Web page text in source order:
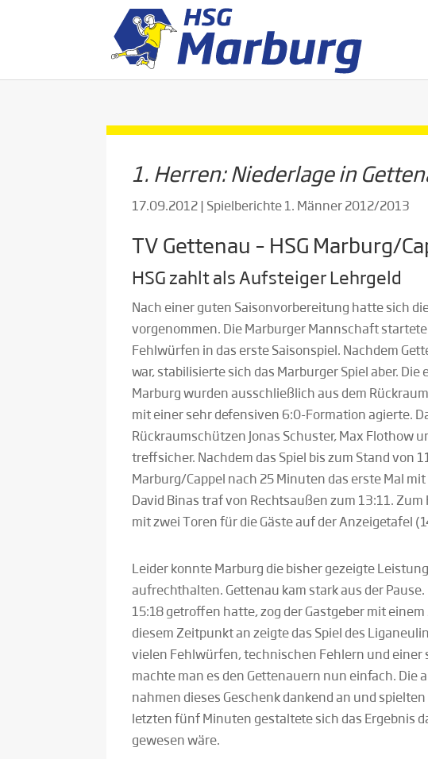
1. Herren: Niederlage in
17.09.2012| Spielberichte 1. Männer 2012/2013
TV Gettenau – HSG Marburg/
HSG zahlt als Aufsteiger Lehrgeld
Nach einer guten Saisonvorbereitung hatte sich
vorgenommen. Die Marburger Mannschaft
Fehlwürfen in das erste Saisonspiel. Nachdem
war, stabilisierte sich das Marburger Spiel aber. Die
Marburg wurden ausschließlich aus dem
mit einer sehr defensiven 6:0-Formation agierte.
Rückraumschützen Jonas Schuster, Max Flothow
treffsicher. Nachdem das Spiel bis zum Stand von
Marburg/Cappel nach 25 Minuten das erste Mal
David Binas traf von Rechtsaußen zum 13:11.
mit zwei Toren für die Gäste auf der Anzeigetafel
Leider konnte Marburg die bisher gezeigte
aufrechthalten. Gettenau kam stark aus der
15:18 getroffen hatte, zog der Gastgeber mit
diesem Zeitpunkt an zeigte das Spiel des
vielen Fehlwürfen, technischen Fehlern und
machte man es den Gettenauern nun einfach. Die
nahmen dieses Geschenk dankend an und
letzten fünf Minuten gestaltete sich das Ergebnis
gewesen wäre.